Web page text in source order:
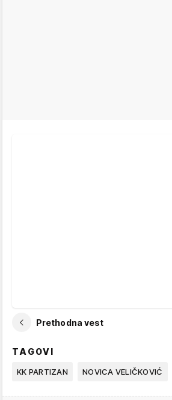
Prethodna vest
TAGOVI
KK PARTIZAN NOVICA VELIČKOVIĆ